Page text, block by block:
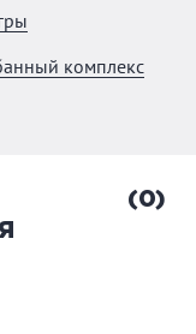
комплекс
(0)